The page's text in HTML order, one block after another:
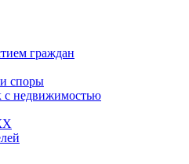
граждан
споры
с недвижимостью